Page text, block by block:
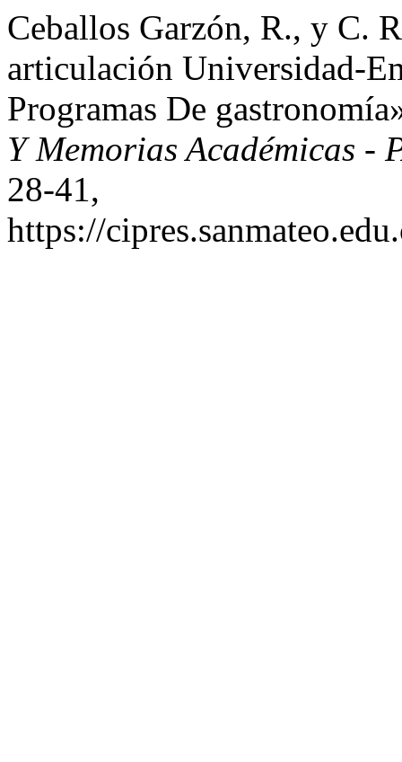
Ceballos Garzón, R., y C.
articulación Universidad-
Programas De
Y Memorias Académicas -
28-41,
https://